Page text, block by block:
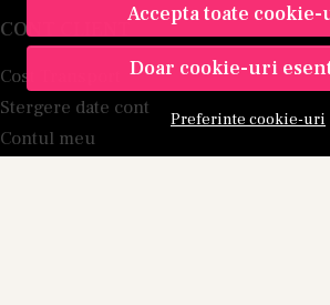
Accepta toate
Doar cookie-uri
Preferinte cookie-uri
CONT CLIENT
Cost Transport
Stergere date cont
Contul meu